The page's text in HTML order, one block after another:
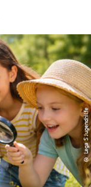
© Lega S Jugendhilfe